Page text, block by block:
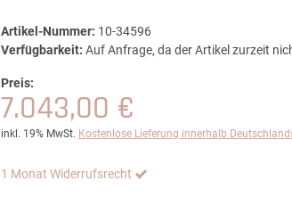
Artikel-Nummer: 10-34596
Verfügbarkeit: Auf Anfrage, da der Artikel zurzeit
Preis:
7.043,00 €
inkl. 19% MwSt. Kostenlose Lieferung innerhalb
1 Monat Widerrufsrecht